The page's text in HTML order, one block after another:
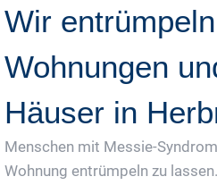
Wir
Wohnungen
Häuser in
Menschen mit Messie-
Wohnung entrümpeln zu